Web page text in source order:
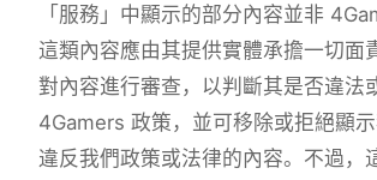
「服務」中顯示的部分內容並非
這類內容應由其提供實體承擔一切面
對內容進行審查，以判斷其是否違法
4Gamers 政策，並可移除或拒絕顯
違反我們政策或法律的內容。不過，